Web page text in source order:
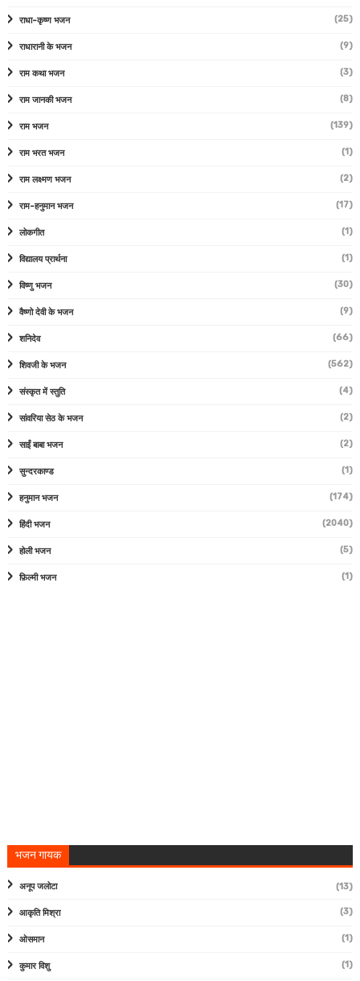
राधा-कृष्ण भजन (25)
राधारानी के भजन (9)
राम कथा भजन (3)
राम जानकी भजन (8)
राम भजन (139)
राम भरत भजन (1)
राम लक्ष्मण भजन (2)
राम-हनुमान भजन (17)
लोकगीत (1)
विद्यालय प्रार्थना (1)
विष्णु भजन (30)
वैष्णो देवी के भजन (9)
शनिदेव (66)
शिवजी के भजन (562)
संस्कृत में स्तुति (4)
सांवरिया सेठ के भजन (2)
साईं बाबा भजन (2)
सुन्दरकाण्ड (1)
हनुमान भजन (174)
हिंदी भजन (2040)
होली भजन (5)
फ़िल्मी भजन (1)
भजन गायक
अनूप जलोटा (13)
आकृति मिश्रा (3)
ओसमान (1)
कुमार विशु (1)